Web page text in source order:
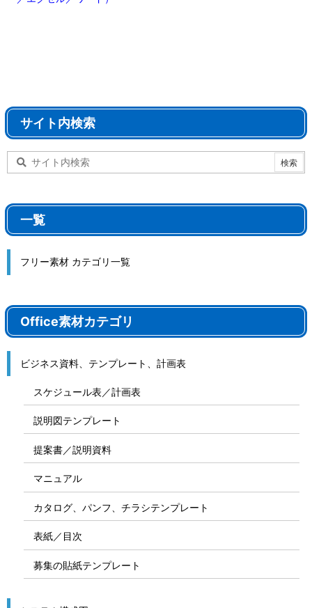
サイト内検索
一覧
フリー素材 カテゴリ一覧
Office素材カテゴリ
ビジネス資料、テンプレート、計画表
スケジュール表／計画表
説明図テンプレート
提案書／説明資料
マニュアル
カタログ、パンフ、チラシテンプレート
表紙／目次
募集の貼紙テンプレート